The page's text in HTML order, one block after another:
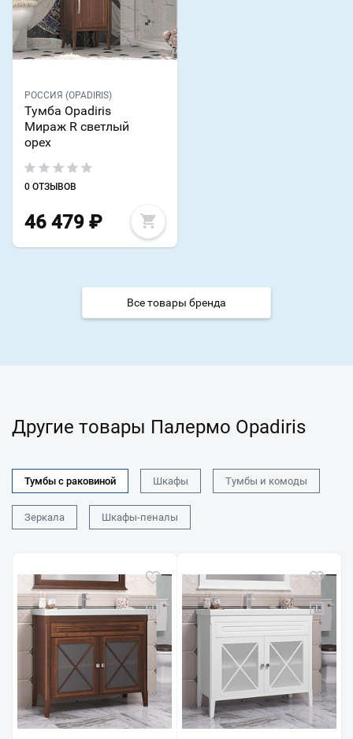
РОССИЯ (OPADIRIS)
Тумба Opadiris
Мираж R светлый
орех
0 ОТЗЫВОВ
46 479 ₽
Все товары бренда
Другие товары Палермо Opadiris
Тумбы с раковиной Шкафы Тумбы и комоды
Зеркала Шкафы-пеналы